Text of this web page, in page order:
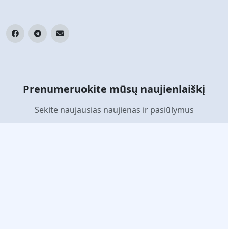
Prenumeruokite mūsų naujienlaiškį
Sekite naujausias naujienas ir pasiūlymus